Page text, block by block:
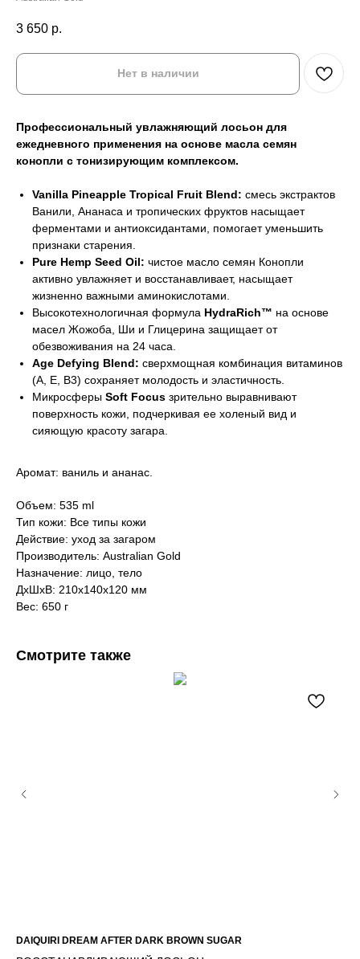
3 650 р.
Нет в наличии
Профессиональный увлажняющий лосьон для
ежедневного применения на основе масла семян
конопли с тонизирующим комплексом.
Vanilla Pineapple Tropical Fruit Blend: смесь экстрактов
Ванили, Ананаса и тропических фруктов насыщает
ферментами и антиоксидантами, помогает уменьшить
признаки старения.
Pure Hemp Seed Oil: чистое масло семян Конопли
активно увлажняет и восстанавливает, насыщает
жизненно важными аминокислотами.
Высокотехнологичная формула HydraRich™ на основе
масел Жожоба, Ши и Глицерина защищает от
обезвоживания на 24 часа.
Age Defying Blend: сверхмощная комбинация витаминов
(А, Е, В3) сохраняет молодость и эластичность.
Микросферы Soft Focus зрительно выравнивают
поверхность кожи, подчеркивая ее холеный вид и
сияющую красоту загара.
Аромат: ваниль и ананас.
Объем: 535 ml
Тип кожи: Все типы кожи
Действие: уход за загаром
Производитель: Australian Gold
Назначение: лицо, тело
ДxШxВ: 210x140x120 мм
Вес: 650 г
Смотрите также
DAIQUIRI DREAM AFTER DARK BROWN SUGAR